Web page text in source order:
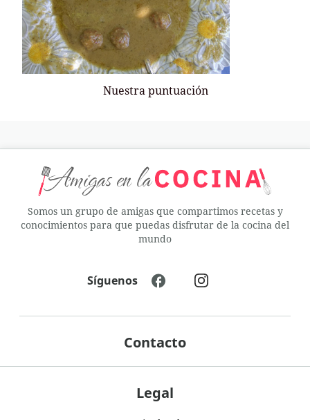
Nuestra puntuación
Somos un grupo de amigas que compartimos recetas y
conocimientos para que puedas disfrutar de la cocina del
mundo
Legal
Contacto
Síguenos